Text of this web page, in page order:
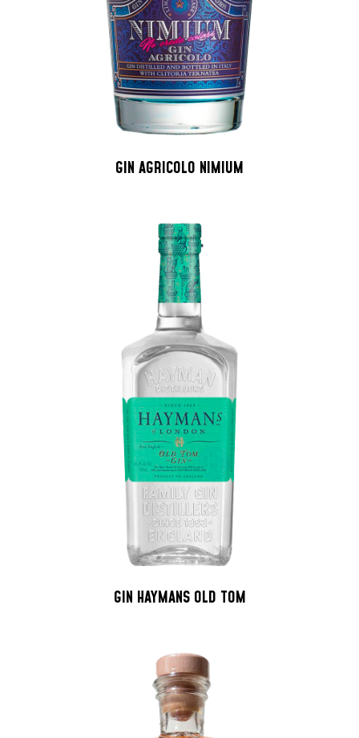
GIN AGRICOLO NIMIUM
GIN HAYMANS OLD TOM